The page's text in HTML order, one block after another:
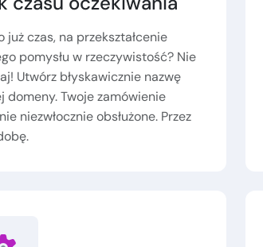
już czas, na przekształcenie
pomysłu w rzeczywistość? Nie
Utwórz błyskawicznie nazwę
domeny. Twoje zamówienie
niezwłocznie obsłużone. Przez